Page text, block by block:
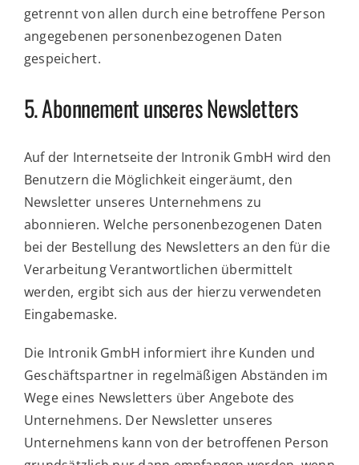
getrennt von allen durch eine betroffene Person
angegebenen personenbezogenen Daten
gespeichert.
5. Abonnement unseres Newsletters
Auf der Internetseite der Intronik GmbH wird den
Benutzern die Möglichkeit eingeräumt, den
Newsletter unseres Unternehmens zu
abonnieren. Welche personenbezogenen Daten
bei der Bestellung des Newsletters an den für die
Verarbeitung Verantwortlichen übermittelt
werden, ergibt sich aus der hierzu verwendeten
Eingabemaske.
Die Intronik GmbH informiert ihre Kunden und
Geschäftspartner in regelmäßigen Abständen im
Wege eines Newsletters über Angebote des
Unternehmens. Der Newsletter unseres
Unternehmens kann von der betroffenen Person